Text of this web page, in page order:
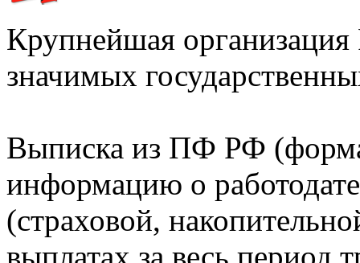
Крупнейшая
значимых
Выписка из ПФ РФ
информацию о
(страховой,
выплатах за весь период